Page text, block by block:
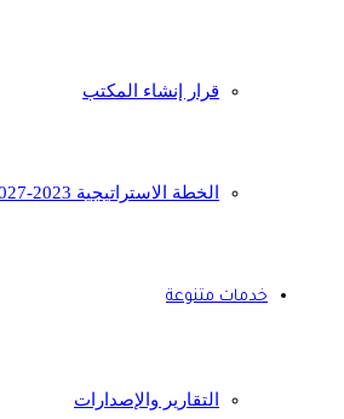
قرار إنشاء المكتب
الخطة الاستراتيجية 2023-2027م
خدمات متنوعة
التقارير والإصدارات